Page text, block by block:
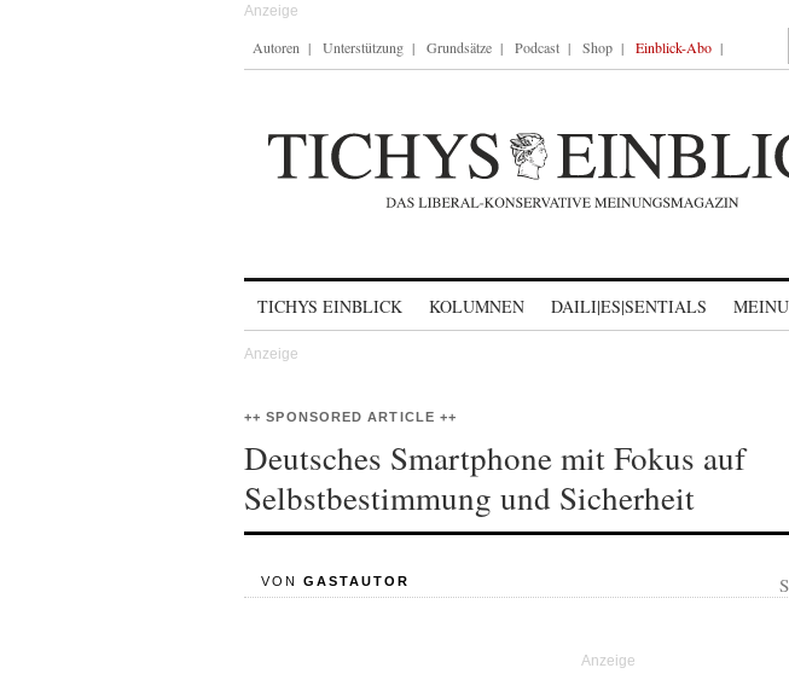
Autoren Unterstützung Grundsätze Podcast Shop Einblick-Abo
TICHYS EINBLICK KOLUMNEN DAILI|ES|SENTIALS
++ SPONSORED ARTICLE ++
Deutsches Smartphone mit Fokus auf
Selbstbestimmung und Sicherheit
VON GASTAUTOR